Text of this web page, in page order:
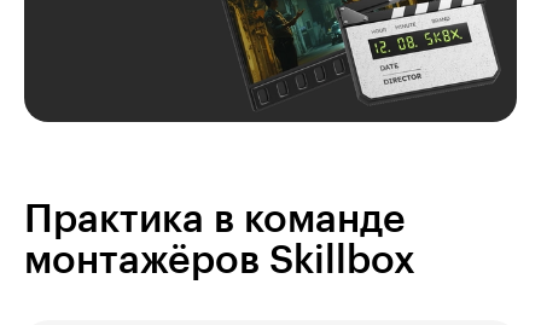
Практика в команде
монтажёров Skillbox